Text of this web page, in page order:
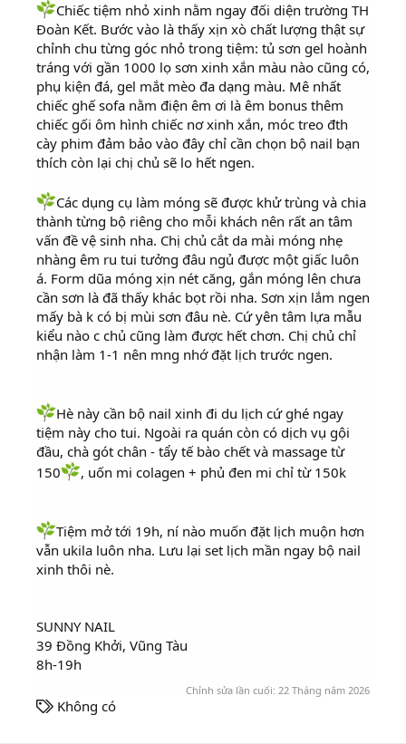
Chiếc tiệm nhỏ xinh nằm ngay đối diện trường TH
Đoàn Kết. Bước vào là thấy xịn xò chất lượng thật sự
chỉnh chu từng góc nhỏ trong tiệm: tủ sơn gel hoành
tráng với gần 1000 lọ sơn xinh xắn màu nào cũng có,
phụ kiện đá, gel mắt mèo đa dạng màu. Mê nhất
chiếc ghế sofa nằm điện êm ơi là êm bonus thêm
chiếc gối ôm hình chiếc nơ xinh xắn, móc treo đth
cày phim đảm bảo vào đây chỉ cần chọn bộ nail bạn
thích còn lại chị chủ sẽ lo hết ngen.
Các dụng cụ làm móng sẽ được khử trùng và chia
thành từng bộ riêng cho mỗi khách nên rất an tâm
vấn đề vệ sinh nha. Chị chủ cắt da mài móng nhẹ
nhàng êm ru tui tưởng đâu ngủ được một giấc luôn
á. Form dũa móng xịn nét căng, gắn móng lên chưa
cần sơn là đã thấy khác bọt rồi nha. Sơn xịn lắm ngen
mấy bà k có bị mùi sơn đâu nè. Cứ yên tâm lựa mẫu
kiểu nào c chủ cũng làm được hết chơn. Chị chủ chỉ
nhận làm 1-1 nên mng nhớ đặt lịch trước ngen.
Hè này cần bộ nail xinh đi du lịch cứ ghé ngay
tiệm này cho tui. Ngoài ra quán còn có dịch vụ gội
đầu, chà gót chân - tẩy tế bào chết và massage từ
150
, uốn mi colagen + phủ đen mi chỉ từ 150k
Tiệm mở tới 19h, ní nào muốn đặt lịch muộn hơn
vẫn ukila luôn nha. Lưu lại set lịch mần ngay bộ nail
xinh thôi nè.
SUNNY NAIL
39 Đồng Khởi, Vũng Tàu
8h-19h
Chỉnh sửa lần cuối: 22 Tháng năm 2026
T
Không có